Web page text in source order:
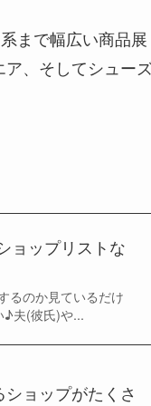
まで幅広い商品展
、そしてシュー
ョップリストな
るのか見ているだけ
夫(彼氏)や...
ョップがたくさ